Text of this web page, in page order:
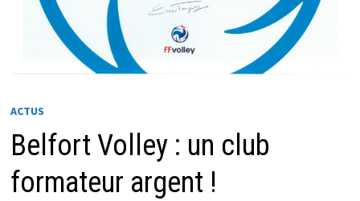
ACTUS
Belfort Volley : un club
formateur argent !